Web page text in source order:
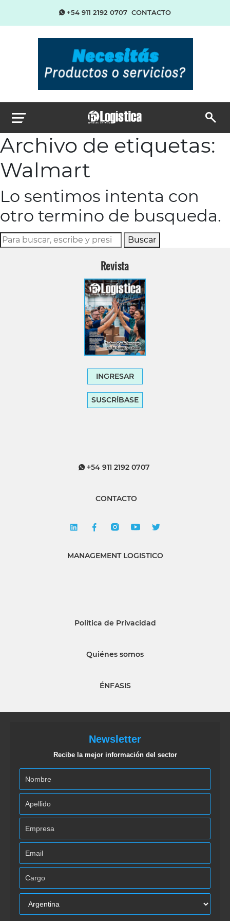
+54 911 2192 0707 CONTACTO
Archivo de etiquetas:
Walmart
Lo sentimos intenta con
otro termino de busqueda.
Buscar
Revista
INGRESAR
SUSCRÍBASE
+54 911 2192 0707
CONTACTO
MANAGEMENT LOGISTICO
Política de Privacidad
Quiénes somos
ÉNFASIS
Newsletter
Recibe la mejor información del sector